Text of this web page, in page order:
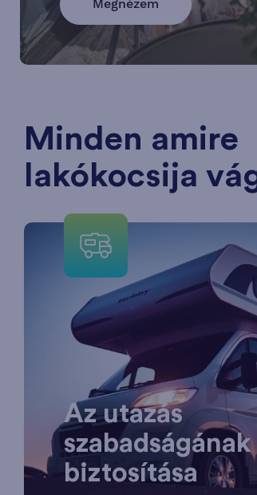
Megnézem
Minden amire
lakókocsija
Az utazás
szabadságának
biztosítása